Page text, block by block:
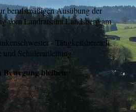
berufsmäßigen Ausübung der
vom Landratsamt Landsberg am
- Tätigkeitsbereich
Schüleranleitung
bleiben